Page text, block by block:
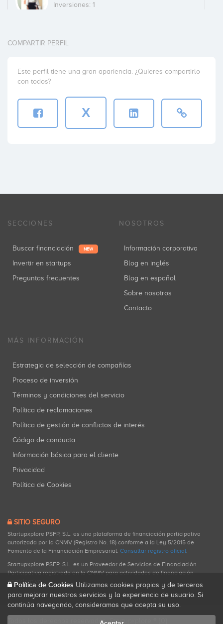
Inversiones: 1
Media Digital Ventures
Idodi Venture Capital
COMPARTIR PERFIL
Este perfil tiene una gran apariencia. ¿Quieres compartirlo
con todos?
X
SECCIONES
Buscar financiación NEW
Invertir en startups
Preguntas frecuentes
NOSOTROS
Información corporativa
Blog en inglés
Blog en español
Sobre nosotros
Contacto
MÁS INFORMACIÓN
Estrategia de selección de compañías
Proceso de inversión
Términos y condiciones del servicio
Política de reclamaciones
Política de gestión de conflictos de interés
Código de conducta
Información básica para el cliente
Privacidad
Política de Cookies
SITIO SEGURO
Startupxplore PSFP, S.L. es una plataforma de financiación participativa
autorizada por la CNMV (Registro No. 18) conforme a la Ley 5/2015 de
Fomento de la Financiación Empresarial. Consultar registro oficial
Startupxplore PSFP, S.L. es un Proveedor de Servicios de Financiación
Participativa registrado en la CNMV para actividades de financiación
participativa.
Todos los derechos reservados. Startupxplore ® {0}.
Política de Cookies Utilizamos cookies propias y de terceros
para mejorar nuestros servicios y la experiencia de usuario. Si
continúa navegando, consideramos que acepta su uso.